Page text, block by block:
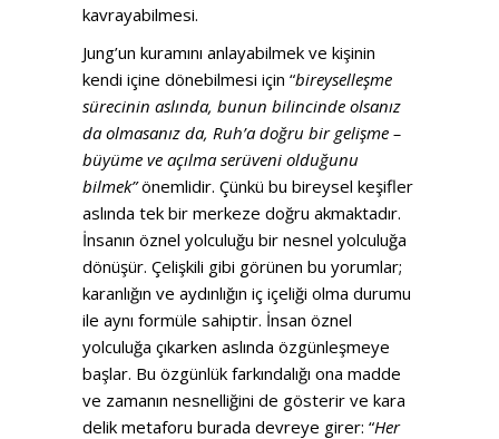
kavrayabilmesi.
Jung’un kuramını anlayabilmek ve kişinin
kendi içine dönebilmesi için “bireyselleşme
sürecinin aslında, bunun bilincinde olsanız
da olmasanız da, Ruh’a doğru bir gelişme –
büyüme ve açılma serüveni olduğunu
bilmek”önemlidir. Çünkü bu bireysel keşifler
aslında tek bir merkeze doğru akmaktadır.
İnsanın öznel yolculuğu bir nesnel yolculuğa
dönüşür. Çelişkili gibi görünen bu yorumlar;
karanlığın ve aydınlığın iç içeliği olma durumu
ile aynı formüle sahiptir. İnsan öznel
yolculuğa çıkarken aslında özgünleşmeye
başlar. Bu özgünlük farkındalığı ona madde
ve zamanın nesnelliğini de gösterir ve kara
delik metaforu burada devreye girer: “Her